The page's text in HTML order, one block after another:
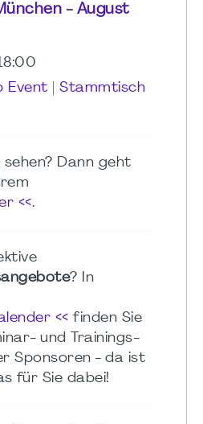
- August
Event
Stammtisch
sehen? Dann geht
<<.
? In
<< finden Sie
und Trainings-
Sponsoren - da ist
für Sie dabei!